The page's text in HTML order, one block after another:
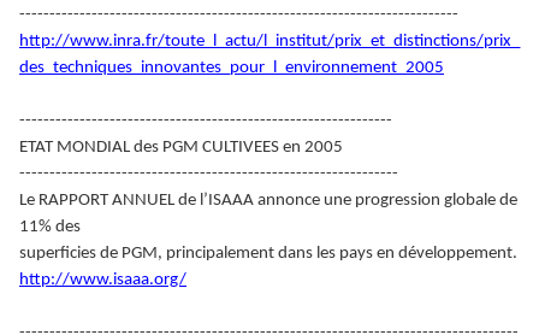
-------------------------------------------------------------------------
http://www.inra.fr/toute_l_actu/l_institut/prix_et_distinctions/prix_
des_techniques_innovantes_pour_l_environnement_2005
--------------------------------------------------------------
ETAT MONDIAL des PGM CULTIVEES en 2005
---------------------------------------------------------------
Le RAPPORT ANNUEL de l’ISAAA annonce une progression globale de
11% des
superficies de PGM, principalement dans les pays en développement.
http://www.isaaa.org/